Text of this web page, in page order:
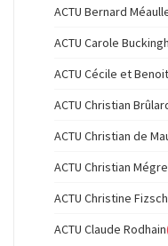
ACTU Bernard
ACTU Carole
ACTU Cécile et
ACTU Christian
ACTU Christian de
ACTU Christian
ACTU Christine
ACTU Claude Rodhain